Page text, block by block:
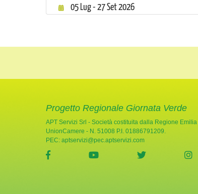
05 Lug - 27 Set 2026
Progetto Regionale Giornata Verde
APT Servizi Srl - Società costituita dalla Regione
UnionCamere - N. 51008 P.I. 01886791209.
PEC: aptservizi@pec.aptservizi.com
visita la pagina Facebook di Giornata
visita la pagina YouTube
visita la